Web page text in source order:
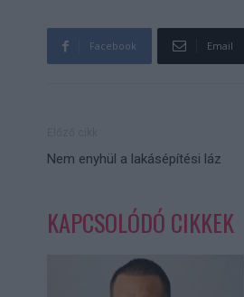
Facebook Email
Nem enyhül a lakásépítési láz
KAPCSOLÓDÓ CIKKEK